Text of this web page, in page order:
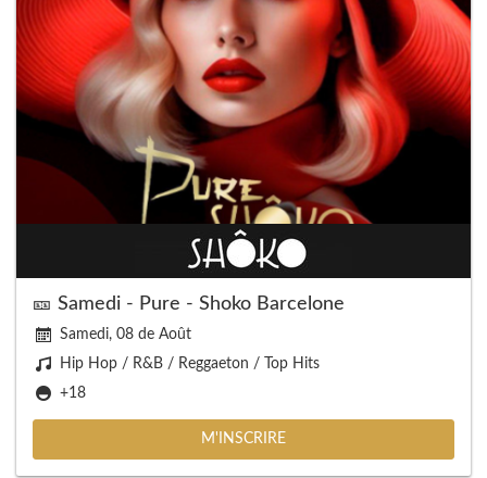
🎫 Samedi - Pure - Shoko Barcelone
Samedi, 08 de Août
Hip Hop / R&B / Reggaeton / Top Hits
+18
M'INSCRIRE